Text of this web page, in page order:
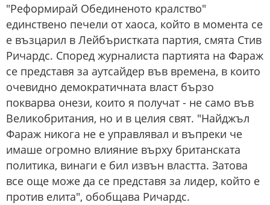
"Реформирай Обединеното кралство"
единствено печели от хаоса, който в момента се
е възцарил в Лейбъристката партия, смята Стив
Ричардс. Според журналиста партията на Фараж
се представя за аутсайдер във времена, в които
очевидно демократичната власт бързо
покварва онези, които я получат - не само във
Великобритания, но и в целия свят. "Найджъл
Фараж никога не е управлявал и въпреки че
имаше огромно влияние върху британската
политика, винаги е бил извън властта. Затова
все още може да се представя за лидер, който е
против елита", обобщава Ричардс.